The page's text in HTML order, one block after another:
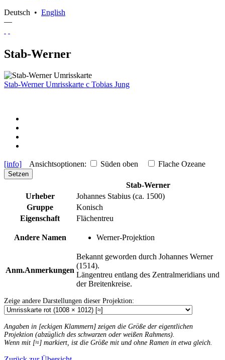
Deutsch • English
—
Stab-Werner
Stab-Werner Umrisskarte c Tobias Jung
[info] Ansichtsoptionen: Süden oben Flache Ozeane
Setzen
Stab-Werner
Urheber
Johannes Stabius (ca. 1500)
Gruppe
Konisch
Eigenschaft
Flächentreu
Andere Namen Werner-Projektion
Anm.Anmerkungen
Bekannt geworden durch Johannes Werner
(1514).
Längentreu entlang des Zentralmeridians und
der Breitenkreise.
Zeige andere Darstellungen dieser Projektion:
Angaben in [eckigen Klammern] zeigen die Größe der eigentlichen
Projektion (abzüglich des schwarzen oder weißen Rahmens).
Wenn mit [≈] markiert, ist die Größe mit und ohne Ramen in etwa gleich.